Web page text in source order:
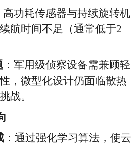
高功耗传感器与持续旋转机
航时间不足（通常低于2
：军用级侦察设备需兼顾轻
，微型化设计仍面临散热
战。
：通过强化学习算法，使云